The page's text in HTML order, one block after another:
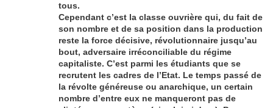
tous.
Cependant c’est la classe ouvrière qui, du fait de
son nombre et de sa position dans la production
reste la force décisive, révolutionnaire jusqu’au
bout, adversaire irréconciliable du régime
capitaliste. C’est parmi les étudiants que se
recrutent les cadres de l’Etat. Le temps passé de
la révolte généreuse ou anarchique, un certain
nombre d’entre eux ne manqueront pas de